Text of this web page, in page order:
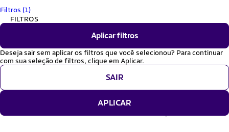
Filtros (1)
FILTROS
Aplicar filtros
Deseja sair sem aplicar os filtros que você selecionou? Para continuar
com sua seleção de filtros, clique em Aplicar.
SAIR
APLICAR